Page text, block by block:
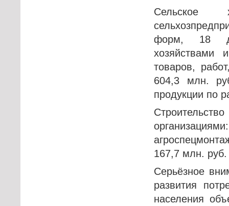
Сельское
форм, 18
хозяйствами
товаров,
604,3 млн.
продукции по
167,7 млн.
Серьёзное
развития
населения